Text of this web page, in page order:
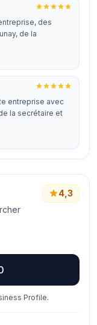
des
de la
entreprise avec
la secrétaire et
4,3
Profile.